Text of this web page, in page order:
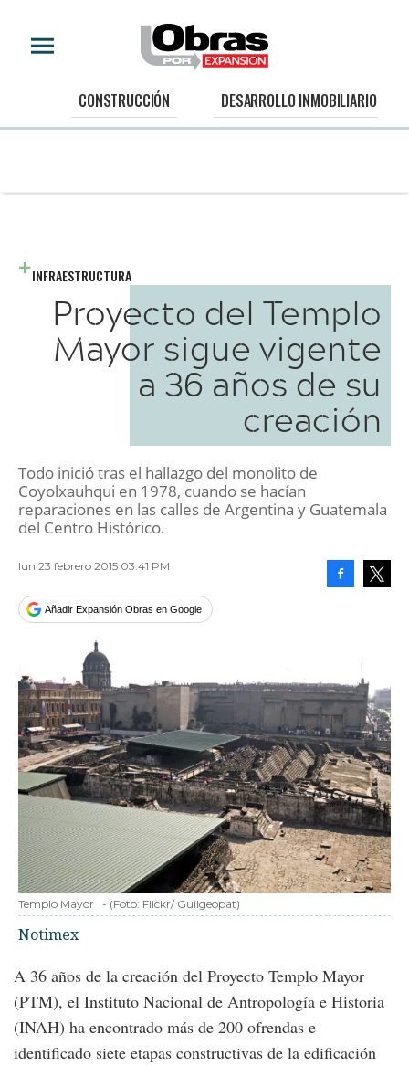
CONSTRUCCIÓN DESARROLLO INMOBILIARIO
INFRAESTRUCTURA
Proyecto del Templo
Mayor sigue vigente
a 36 años de su
creación
Todo inició tras el hallazgo del monolito de
Coyolxauhqui en 1978, cuando se hacían
reparaciones en las calles de Argentina y Guatemala
del Centro Histórico.
lun 23 febrero 2015 03:41 PM
Añadir Expansión Obras en Google
Templo Mayor - (Foto: Flickr/ Guilgeopat)
Notimex
A 36 años de la creación del Proyecto Templo Mayor
(PTM), el Instituto Nacional de Antropología e Historia
(INAH) ha encontrado más de 200 ofrendas e
identificado siete etapas constructivas de la edificación